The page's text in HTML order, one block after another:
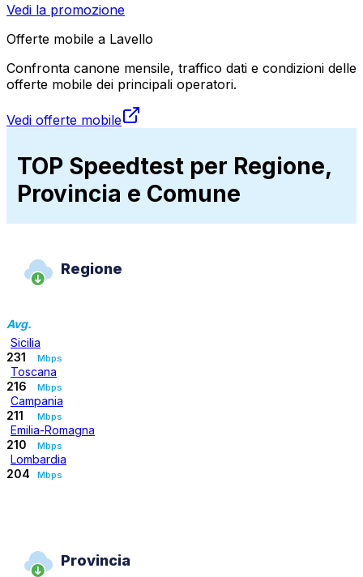
Vedi la promozione
Offerte mobile a Lavello
Confronta canone mensile, traffico dati e condizioni delle
offerte mobile dei principali operatori.
Vedi offerte mobile
TOP Speedtest per Regione,
Provincia e Comune
Regione
Avg.
Sicilia
231
Mbps
Toscana
216
Mbps
Campania
211
Mbps
Emilia-Romagna
210
Mbps
Lombardia
204
Mbps
Provincia